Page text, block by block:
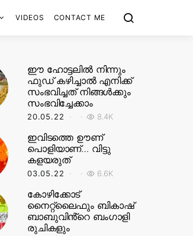
VIDEOS CONTACT ME
ഈ ഹോട്ടലിൽ നിന്നും
ഫുഡ് കഴിച്ചാൽ എനിക്ക്
സംഭവിച്ചത് നിങ്ങൾക്കും
സംഭവിച്ചേക്കാം
20.05.22 8.4K
ഇവിടത്തെ ഊണ്
പൊളിയാണ്… വിട്ടു
കളയരുത്
03.05.22 6.6K
കോഴിക്കോട്
നൈറ്റ്‌ലൈഫും ബികാഷ്
ബാബുവിൻ്റെ ബംഗാളി
രുചികളും